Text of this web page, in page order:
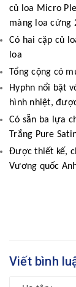
củ loa Micro
màng loa cứng
Có hai cặp củ
loa
Tổng cộng có
Hyphn nổi bật
hình nhiệt,
Có sẵn ba lựa
Trắng Pure
Được thiết kế,
Vương quốc
Viết bình